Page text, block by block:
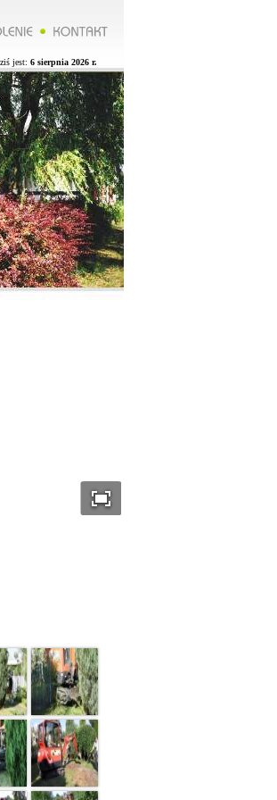
do Lublina więcej na naszej stronie.**********Zarząd ROD
jest: 6 sierpnia 2026 r.